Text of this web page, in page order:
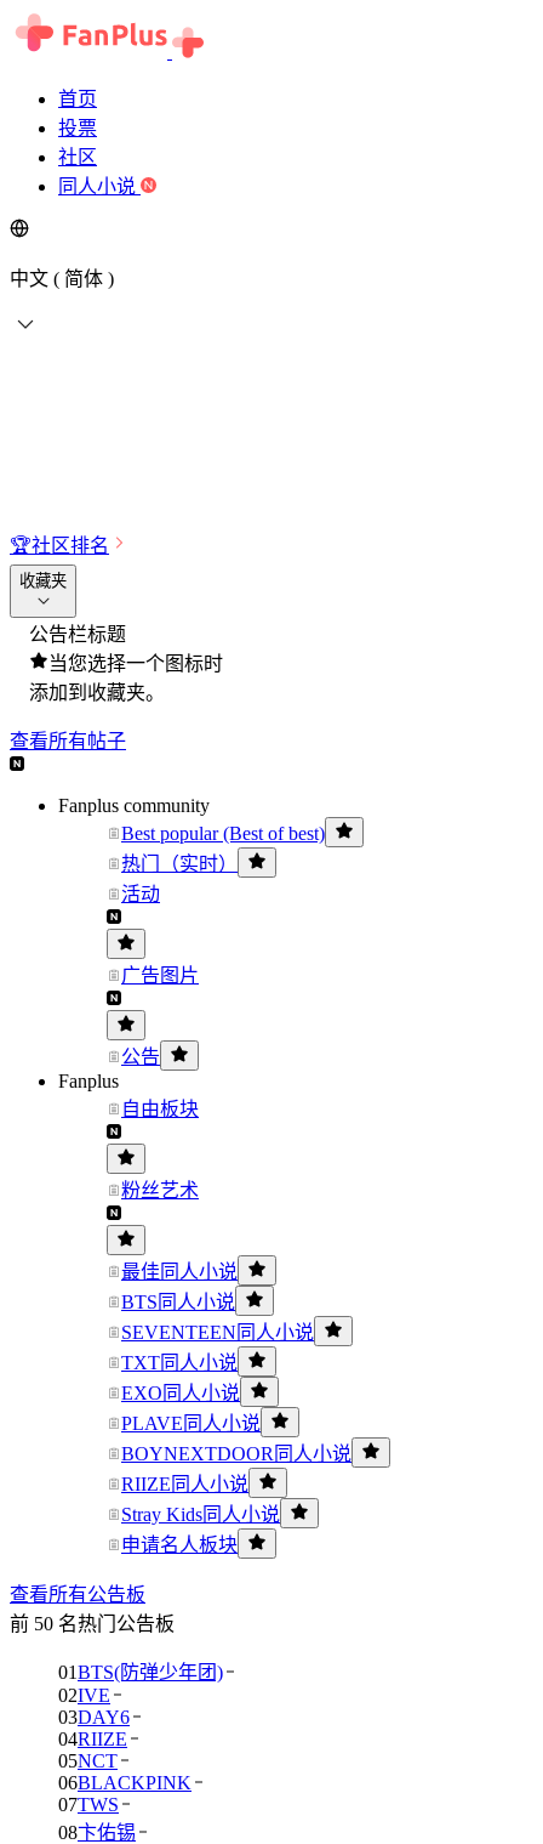
首页
投票
社区
同人小说
中文 ( 简体 )
🏆社区排名
收藏夹
公告栏标题
当您选择一个图标时
添加到收藏夹。
查看所有帖子
Fanplus community
Best popular (Best of best)
热门（实时）
活动
广告图片
公告
Fanplus
自由板块
粉丝艺术
最佳同人小说
BTS同人小说
SEVENTEEN同人小说
TXT同人小说
EXO同人小说
PLAVE同人小说
BOYNEXTDOOR同人小说
RIIZE同人小说
Stray Kids同人小说
申请名人板块
查看所有公告板
前 50 名热门公告板
01BTS(防弹少年团)
02IVE
03DAY6
04RIIZE
05NCT
06BLACKPINK
07TWS
08卞佑锡